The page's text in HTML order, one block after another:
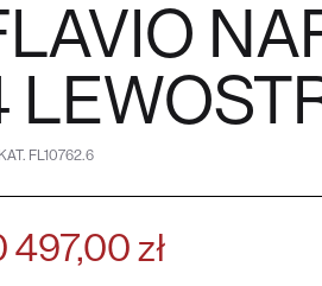
FL10762.6
497,00 zł